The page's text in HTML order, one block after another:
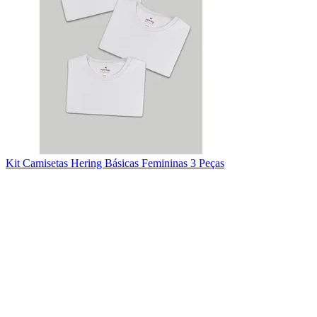
Kit Camisetas Hering Básicas Femininas 3 Peças